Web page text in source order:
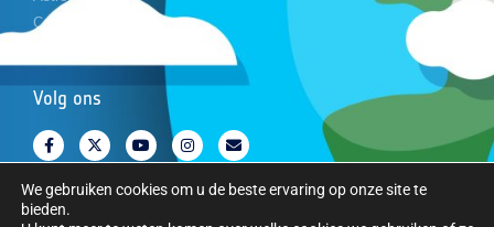
Cansat
Volg ons
We gebruiken cookies om u de beste ervaring op onze site te
bieden.